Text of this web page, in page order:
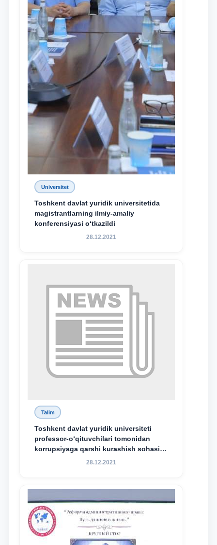
Universitet
Toshkent davlat yuridik universitetida
magistrantlarning ilmiy-amaliy
konferensiyasi o‘tkazildi
28.12.2021
Talim
Toshkent davlat yuridik universiteti
professor-o‘qituvchilari tomonidan
korrupsiyaga qarshi kurashish sohasida
amalga oshirilayotgan islohotlar hamda
maqsadida xorijiy va mahalliy ilmiy
nashrlarda chop etilgan maqolalar
dayjesti
28.12.2021